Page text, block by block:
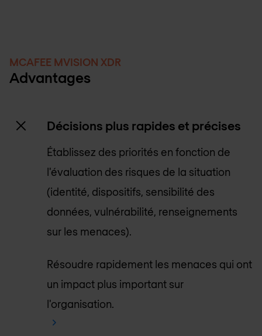
MCAFEE MVISION XDR
Advantages
Décisions plus rapides et précises
Établissez des priorités en fonction de
l'évaluation des risques de la situation
(identité, dispositifs, sensibilité des
données, vulnérabilité, renseignements
sur les menaces).
Résoudre rapidement les menaces qui ont
un impact plus important sur
l'organisation.